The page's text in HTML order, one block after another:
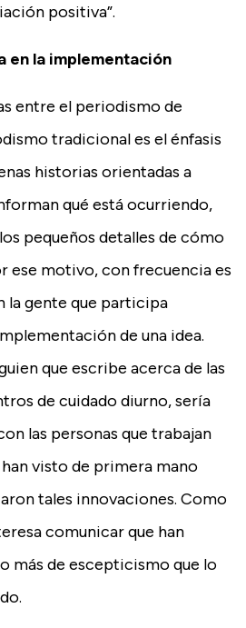
positiva”.
en la implementación
entre el periodismo de
tradicional es el énfasis
historias orientadas a
qué está ocurriendo,
pequeños detalles de cómo
ese motivo, con frecuencia es
la gente que participa
de una idea.
que escribe acerca de las
de cuidado diurno, sería
las personas que trabajan
visto de primera mano
tales innovaciones. Como
comunicar que han
más de escepticismo que lo